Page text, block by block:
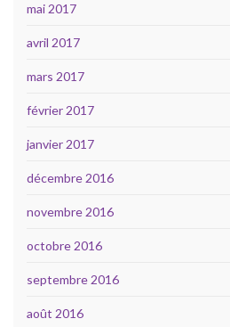
mai 2017
avril 2017
mars 2017
février 2017
janvier 2017
décembre 2016
novembre 2016
octobre 2016
septembre 2016
août 2016